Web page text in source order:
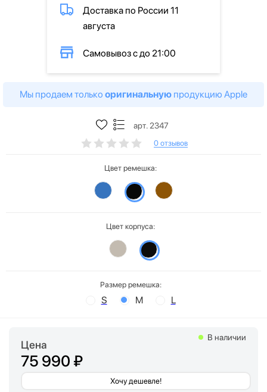
Доставка по России 11
августа
Самовывоз с до 21:00
Мы продаем только оригинальную продукцию Apple
арт. 2347
0 отзывов
Цвет ремешка:
Цвет корпуса:
Размер ремешка:
S M L
Цена
75 990 ₽
Хочу дешевле!
В наличии